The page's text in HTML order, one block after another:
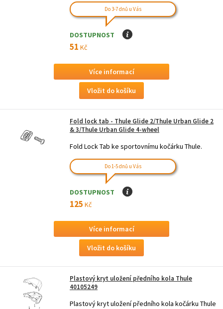
Do 3-7 dnů u Vás
DOSTUPNOST I
51 Kč
Více informací
Fold lock tab - Thule Glide 2/Thule Urban Glide 2
& 3/Thule Urban Glide 4-wheel
Fold Lock Tab ke sportovnímu kočárku Thule.
Do 1-5 dnů u Vás
DOSTUPNOST I
125 Kč
Více informací
Plastový kryt uložení předního kola Thule
40105249
Plastový kryt uložení předního kola kočárku Thule